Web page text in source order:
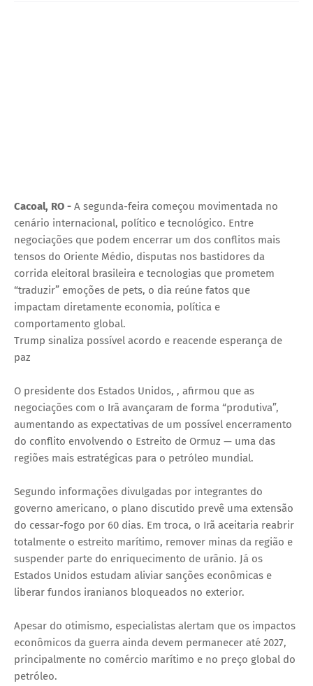
Cacoal, RO - A segunda-feira começou movimentada no
cenário internacional, político e tecnológico. Entre
negociações que podem encerrar um dos conflitos mais
tensos do Oriente Médio, disputas nos bastidores da
corrida eleitoral brasileira e tecnologias que prometem
“traduzir” emoções de pets, o dia reúne fatos que
impactam diretamente economia, política e
comportamento global.
Trump sinaliza possível acordo e reacende esperança de
paz
O presidente dos Estados Unidos, , afirmou que as
negociações com o Irã avançaram de forma “produtiva”,
aumentando as expectativas de um possível encerramento
do conflito envolvendo o Estreito de Ormuz — uma das
regiões mais estratégicas para o petróleo mundial.
Segundo informações divulgadas por integrantes do
governo americano, o plano discutido prevê uma extensão
do cessar-fogo por 60 dias. Em troca, o Irã aceitaria reabrir
totalmente o estreito marítimo, remover minas da região e
suspender parte do enriquecimento de urânio. Já os
Estados Unidos estudam aliviar sanções econômicas e
liberar fundos iranianos bloqueados no exterior.
Apesar do otimismo, especialistas alertam que os impactos
econômicos da guerra ainda devem permanecer até 2027,
principalmente no comércio marítimo e no preço global do
petróleo.